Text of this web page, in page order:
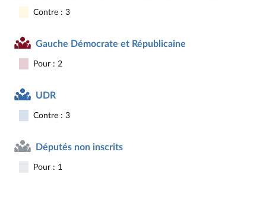
Contre : 3
Gauche Démocrate et Républicaine
Pour : 2
UDR
Contre : 3
Députés non inscrits
Pour : 1